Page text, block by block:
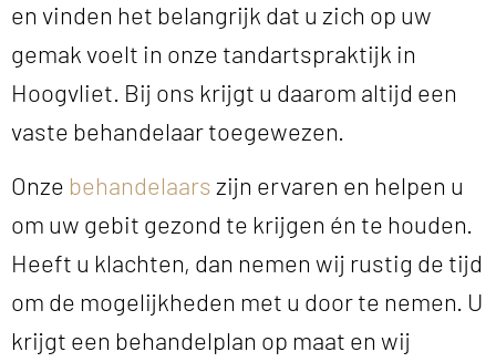
en vinden het belangrijk dat u zich op uw
gemak voelt in onze tandartspraktijk in
Hoogvliet. Bij ons krijgt u daarom altijd een
vaste behandelaar toegewezen.
Onze behandelaars zijn ervaren en helpen u
om uw gebit gezond te krijgen én te houden.
Heeft u klachten, dan nemen wij rustig de tijd
om de mogelijkheden met u door te nemen. U
krijgt een behandelplan op maat en wij